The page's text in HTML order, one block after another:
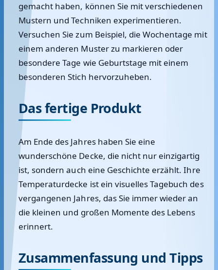
gemacht haben, können Sie mit verschiedenen
Mustern und Techniken experimentieren.
Versuchen Sie zum Beispiel, die Wochentage mit
einem anderen Muster zu markieren oder
besondere Tage wie Geburtstage mit einem
besonderen Stich hervorzuheben.
Das fertige Produkt
Am Ende des Jahres haben Sie eine
wunderschöne Decke, die nicht nur einzigartig
ist, sondern auch eine Geschichte erzählt. Ihre
Temperaturdecke ist ein visuelles Tagebuch des
vergangenen Jahres, das Sie immer wieder an
die kleinen und großen Momente des Lebens
erinnert.
Zusammenfassung und Tipps